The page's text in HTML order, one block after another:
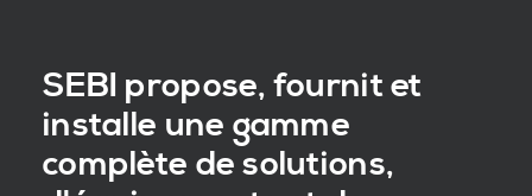
SEBI propose, fournit et
installe une gamme
complète de solutions,